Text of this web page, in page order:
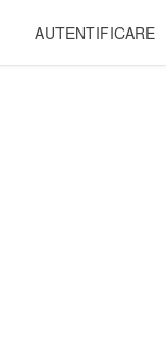
AUTENTIFICARE